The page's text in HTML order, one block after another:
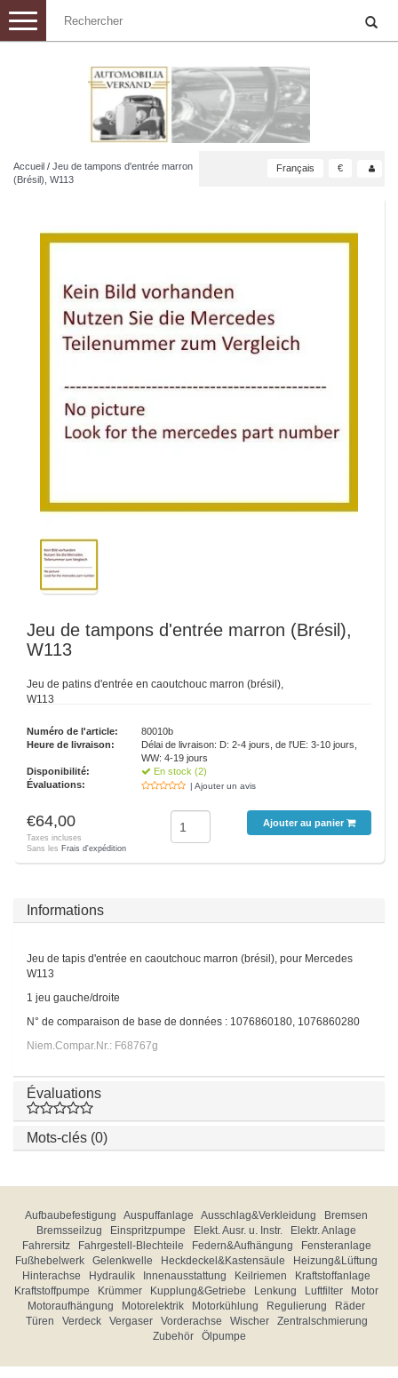
Toggle
navigation
Accueil / Jeu de tampons d'entrée marron
(Brésil), W113
Français €
Jeu de tampons d'entrée marron (Brésil),
W113
Jeu de patins d'entrée en caoutchouc marron (brésil),
W113
Numéro de l'article:
80010b
Heure de livraison:
Délai de livraison: D: 2-4 jours, de l'UE: 3-10 jours,
WW: 4-19 jours
Disponibilité:
En stock (2)
Évaluations:
| Ajouter un avis
€64,00
Taxes incluses
Sans les Frais d'expédition
Ajouter au panier
Informations
Jeu de tapis d'entrée en caoutchouc marron (brésil), pour Mercedes
W113
1 jeu gauche/droite
N° de comparaison de base de données : 1076860180, 1076860280
Niem.Compar.Nr.: F68767g
Évaluations
Mots-clés (0)
Aufbaubefestigung Auspuffanlage Ausschlag&Verkleidung
Bremsen
Bremsseilzug
Einspritzpumpe Elekt. Ausr. u. Instr.
Elektr. Anlage
Fahrersitz
Fahrgestell-Blechteile Federn&Aufhängung
Fensteranlage
Fußhebelwerk
Gelenkwelle Heckdeckel&Kastensäule
Heizung&Lüftung
Hinterachse
Hydraulik Innenausstattung Keilriemen
Kraftstoffanlage
Kraftstoffpumpe
Krümmer Kupplung&Getriebe Lenkung Luftfilter
Motor
Motoraufhängung
Motorelektrik Motorkühlung Regulierung
Räder
Türen
Verdeck Vergaser Vorderachse Wischer
Zentralschmierung
Zubehör
Ölpumpe